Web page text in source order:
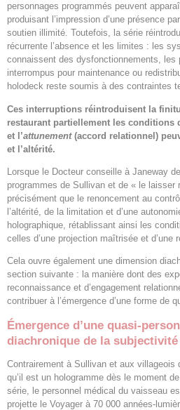
personnages programmés peuvent
produisant l’impression d’une présence
soutien illimité. Toutefois, la série
récurrente l’absence et les limites : les
connaissent des dysfonctionnements, les
interrompus pour maintenance ou
holodeck reste soumis à des contraintes
Ces interruptions réintroduisent la
restaurant partiellement les conditions
et l’attunement(accord relationnel)
et l’altérité.
Lorsque le Docteur conseille à Janeway
programmes de Sullivan et de « le laisser
précisément que le renoncement au
l’altérité, de la limitation et d’une
holographique, rétablissant ainsi les
celles d’une projection maîtrisée et d’une
Cela ouvre également une dimension
section suivante : la manière dont des
reconnaissance et d’engagement
contribuer à l’émergence d’une forme de
Émergence d’une quasi-
diachronique de la
Contrairement à Sullivan et aux villageois
qu’il est un hologramme dès le moment
série, le personnel médical du vaisseau
projette le Voyager à 70 000 années-